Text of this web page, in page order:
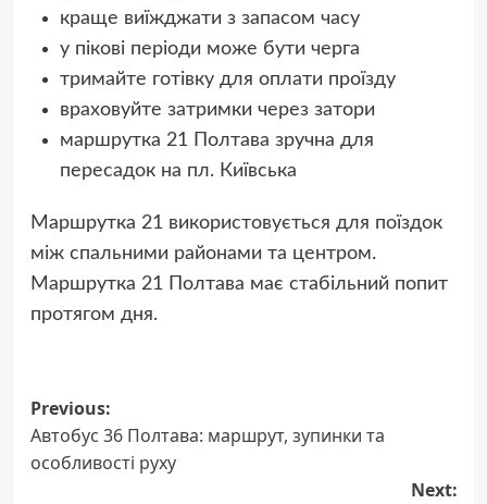
краще виїжджати з запасом часу
у пікові періоди може бути черга
тримайте готівку для оплати проїзду
враховуйте затримки через затори
маршрутка 21 Полтава зручна для
пересадок на пл. Київська
Маршрутка 21 використовується для поїздок
між спальними районами та центром.
Маршрутка 21 Полтава має стабільний попит
протягом дня.
Post
navigation
Previous:
Автобус 36 Полтава: маршрут, зупинки та
особливості руху
Next: